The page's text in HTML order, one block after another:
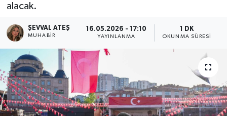
alacak.
ŞEVVAL ATEŞ
MUHABIR
16.05.2026 - 17:10
YAYINLANMA
1 DK
OKUNMA SÜRESI
Emlak
Gündem